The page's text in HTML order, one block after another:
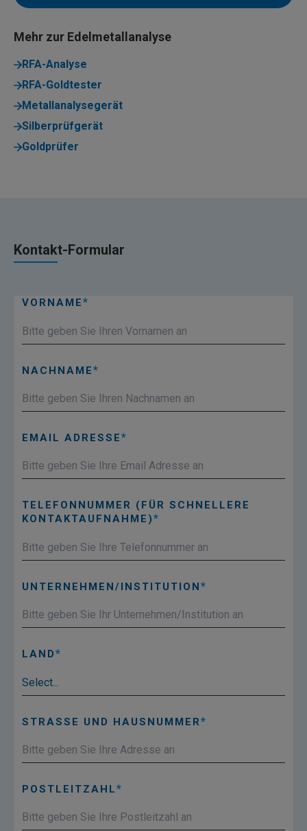
Mehr zur Edelmetallanalyse
RFA-Analyse
RFA-Goldtester
Metallanalysegerät
Silberprüfgerät
Goldprüfer
Kontakt-Formular
VORNAME
NACHNAME
EMAIL ADRESSE
TELEFONNUMMER (FÜR SCHNELLERE
KONTAKTAUFNAHME)
UNTERNEHMEN/INSTITUTION
LAND
STRASSE UND HAUSNUMMER
POSTLEITZAHL